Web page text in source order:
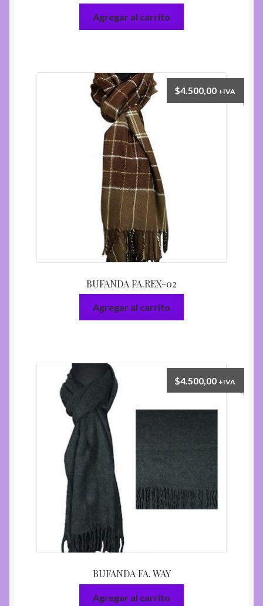
Agregar al carrito
BUFANDA FA.REX-02
$4.500,00 +IVA
Agregar al carrito
BUFANDA FA. WAY
$4.500,00 +IVA
Agregar al carrito